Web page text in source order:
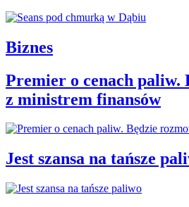
Biznes
Premier o cenach paliw.
z ministrem finansów
Jest szansa na tańsze